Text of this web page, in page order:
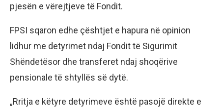
pjesën e vërejtjeve të Fondit.
FPSI sqaron edhe çështjet e hapura në opinion
lidhur me detyrimet ndaj Fondit të Sigurimit
Shëndetësor dhe transferet ndaj shoqërive
pensionale të shtyllës së dytë.
„Rritja e këtyre detyrimeve është pasojë direkte e